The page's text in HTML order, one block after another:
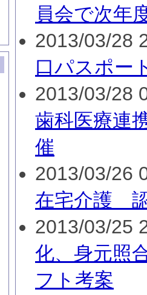
員会で次年
2013/03/28
口パスポー
2013/03/28
歯科医療連
催
2013/03/26
在宅介護
2013/03/25
化、身元照
フト考案